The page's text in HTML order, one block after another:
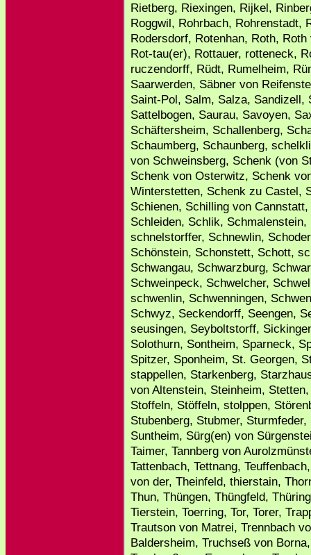
Rietberg, Riexingen, Rijkel,
Roggwil, Rohrbach, Rohrenstadt,
Rodersdorf, Rotenhan, Roth,
Rot-tau(er), Rottauer, rotteneck,
ruczendorff, Rüdt, Rumelheim,
Saarwerden, Säbner von
Saint-Pol, Salm, Salza, Sandizell,
Sattelbogen, Saurau, Savoyen,
Schäftersheim, Schallenberg,
Schaumberg, Schaunberg,
von Schweinsberg, Schenk (von
Schenk von Osterwitz, Schenk
Winterstetten, Schenk zu Castel,
Schienen, Schilling von
Schleiden, Schlik,
schnelstorffer, Schnewlin,
Schönstein, Schonstett, Schott,
Schwangau, Schwarzburg,
Schweinpeck, Schwelcher,
schwenlin, Schwenningen,
Schwyz, Seckendorff, Seengen,
seusingen, Seyboltstorff,
Solothurn, Sontheim, Sparneck,
Spitzer, Sponheim, St. Georgen,
stappellen, Starkenberg,
von Altenstein, Steinheim,
Stoffeln, Stöffeln, stolppen,
Stubenberg, Stubmer,
Suntheim, Sürg(en) von
Taimer, Tannberg von
Tattenbach, Tettnang,
von der, Theinfeld, thierstain,
Thun, Thüngen, Thüngfeld,
Tierstein, Toerring, Tor, Torer,
Trautson von Matrei, Trennbach
Baldersheim, Truchseß von